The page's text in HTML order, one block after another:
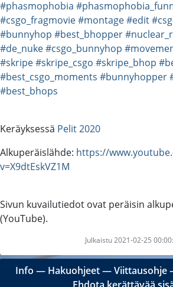
#phasmophobia
#csgo_fragmovie#montage#edit
#bunnyhop #best_bhopper
#de_nuke#csgo_bunnyhop
#skripe#skripe_csgo #skripe_bhop
#best_csgo_moments #bunnyhopper
#best_bhops
Keräyksessä Pelit 2020
Alkuperäislähde: https://
v=X9dtEskVZ1M
Sivun kuvailutiedot ovat peräisin
(YouTube).
Julkaistu 2021-02-25
Info ― Hakuohjeet―Viittausohje